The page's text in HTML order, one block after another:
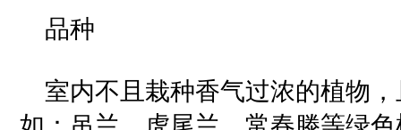
品种
室内不且栽种香气过浓的植物